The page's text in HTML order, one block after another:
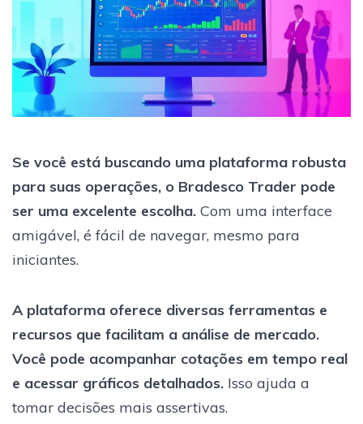
Se você está buscando uma plataforma robusta
para suas operações, o Bradesco Trader pode
ser uma excelente escolha. Com uma interface
amigável, é fácil de navegar, mesmo para
iniciantes.
A plataforma oferece diversas ferramentas e
recursos que facilitam a análise de mercado.
Você pode acompanhar cotações em tempo real
e acessar gráficos detalhados. Isso ajuda a
tomar decisões mais assertivas.